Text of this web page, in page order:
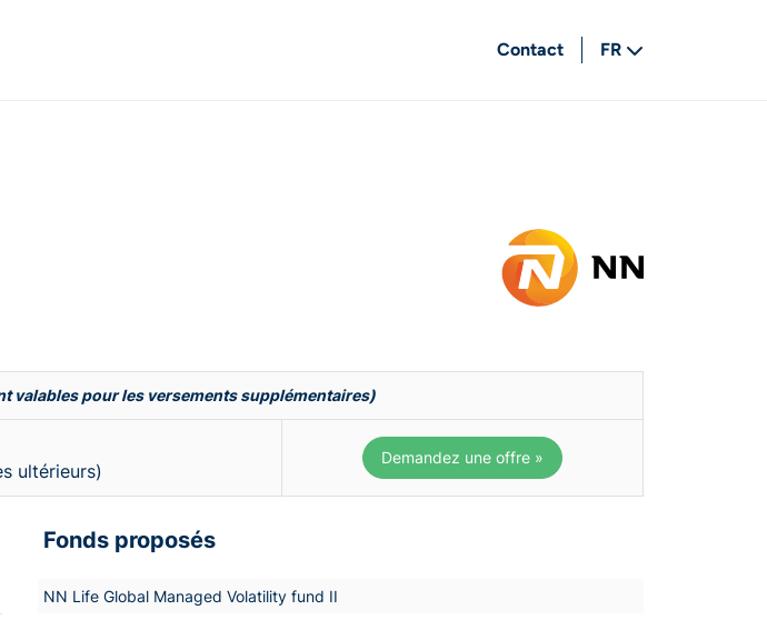
Contact
FR
valables pour les versements supplémentaires)
ultérieurs)
Demandez une offre »
Fonds proposés
NN Life Global Managed Volatility fund II